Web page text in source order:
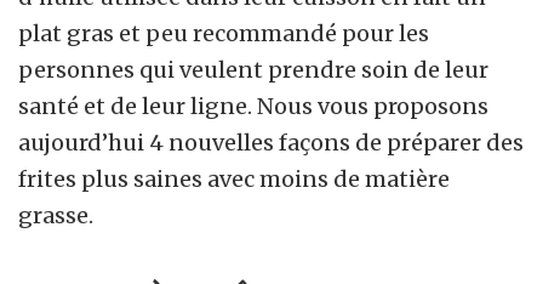
plat gras et peu recommandé pour les
personnes qui veulent prendre soin de leur
santé et de leur ligne. Nous vous proposons
aujourd’hui 4 nouvelles façons de préparer des
frites plus saines avec moins de matière
grasse.